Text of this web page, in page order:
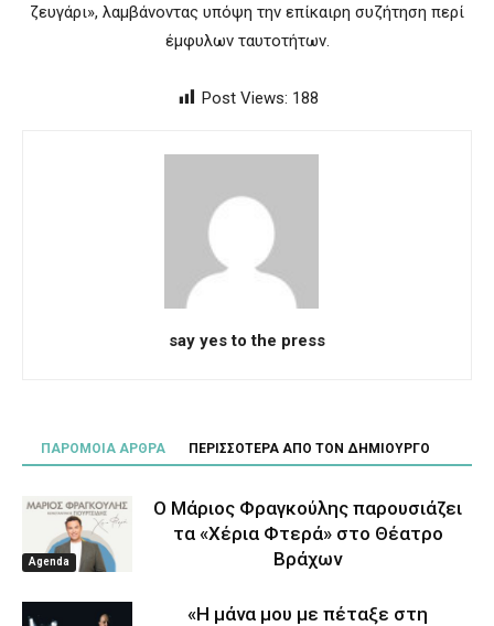
ζευγάρι», λαμβάνοντας υπόψη την επίκαιρη συζήτηση περί
έμφυλων ταυτοτήτων.
Post Views: 188
say yes to the press
ΠΑΡΟΜΟΙΑ ΑΡΘΡΑ ΠΕΡΙΣΣΟΤΕΡΑ ΑΠΟ ΤΟΝ ΔΗΜΙΟΥΡΓΟ
Agenda
Ο Μάριος Φραγκούλης παρουσιάζει
τα «Χέρια Φτερά» στο Θέατρο
Βράχων
«Η μάνα μου με πέταξε στη